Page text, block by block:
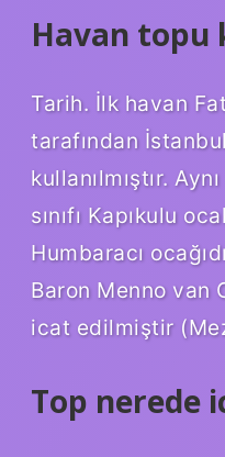
Havan topu
Tarih. İlk havan
tarafından
kullanılmıştır.
sınıfı Kapıkulu
Humbaracı
Baron Menno van
icat edilmiştir
Top nerede